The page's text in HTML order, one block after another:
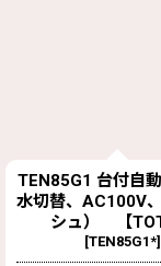
TEN85G1 台付自
水切替、AC100V
シュ） 【
[TEN85G1*]